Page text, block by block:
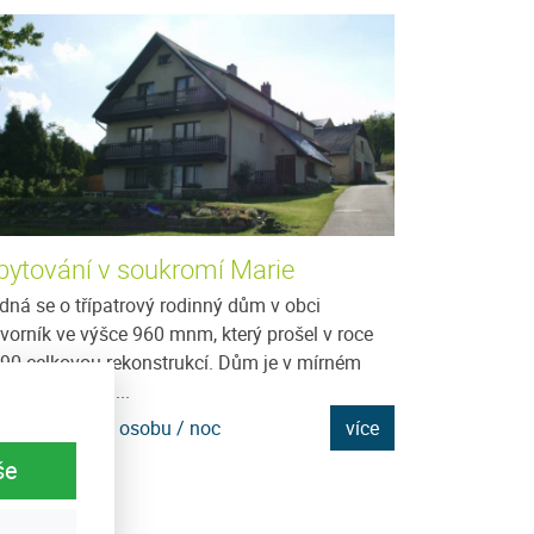
v soukromí Marie
se o třípatrový rodinný dům v obci
ve výšce 960 mnm, který prošel v roce
celkovou rekonstrukcí. Dům je v mírném
s pěkným...
550 Kč za osobu / noc
více